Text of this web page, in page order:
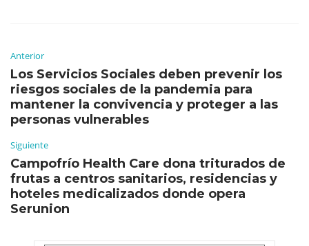
Anterior
Los Servicios Sociales deben prevenir los
riesgos sociales de la pandemia para
mantener la convivencia y proteger a las
personas vulnerables
Siguiente
Campofrío Health Care dona triturados de
frutas a centros sanitarios, residencias y
hoteles medicalizados donde opera
Serunion